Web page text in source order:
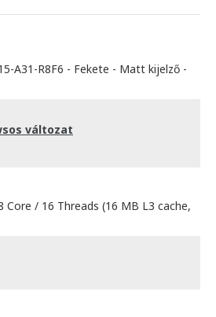
A31-R8F6 - Fekete - Matt kijelző -
változat
Core / 16 Threads (16 MB L3 cache,